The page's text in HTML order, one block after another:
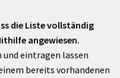
die Liste vollständig
angewiesen.
und eintragen lassen
bereits vorhandenen